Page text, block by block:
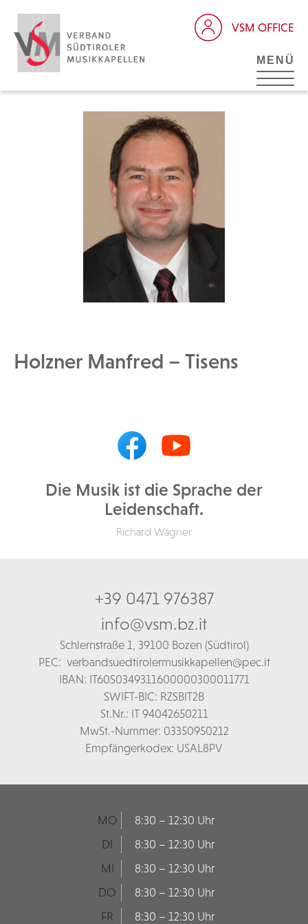
VSM OFFICE
MENÜ
Holzner Manfred – Tisens
Die Musik ist die Sprache der
Leidenschaft.
Richard Wagner
+39 0471 976387
info@vsm.bz.it
Schlernstraße 1, 39100 Bozen (Südtirol)
PEC: verbandsuedtirolermusikkapellen@pec.it
IBAN: IT60S0349311600000300011771
SWIFT-BIC: RZSBIT2B
St.Nr.: IT 94042650211
MwSt.-Nummer: 03350950212
Empfängerkodex: USAL8PV
MO
8:30 – 12:30 Uhr
DI
8:30 – 12:30 Uhr
MI
8:30 – 12:30 Uhr
DO
8:30 – 12:30 Uhr
FR
8:30 – 12:30 Uhr